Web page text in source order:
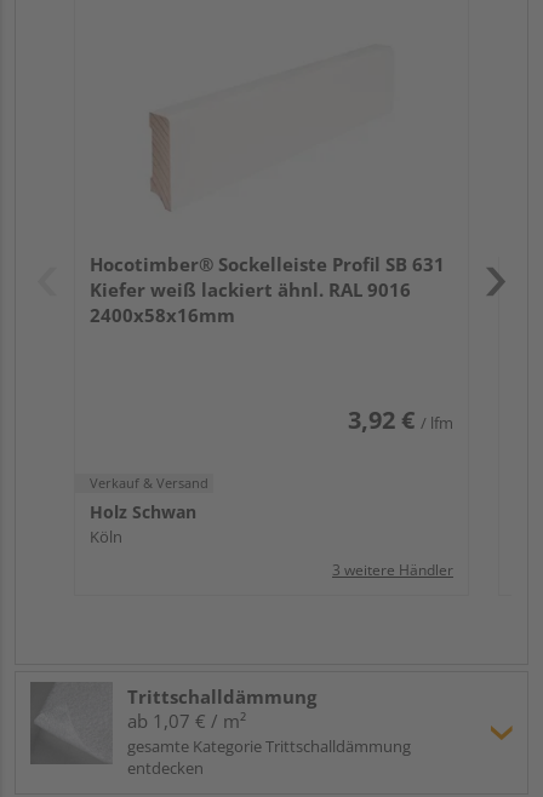
Hocotimber® Sockelleiste Profil SB 631
Kiefer weiß lackiert ähnl. RAL 9016
2400x58x16mm
3,92 € / lfm
Verkauf & Versand
Holz Schwan
Köln
3 weitere Händler
Trittschalldämmung
ab 1,07 € / m²
gesamte Kategorie Trittschalldämmung
entdecken